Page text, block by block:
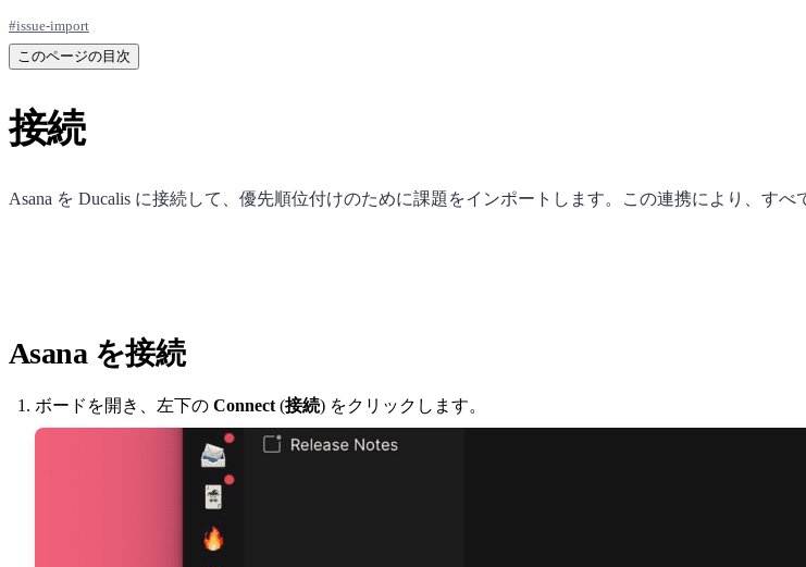
#issue-import
このページの目次
接続
Asana を Ducalis に接続して、優先順位付けのために課題をインポートします。この連携により、すべ
Asana を接続
ボードを開き、左下の Connect (接続) をクリックします。